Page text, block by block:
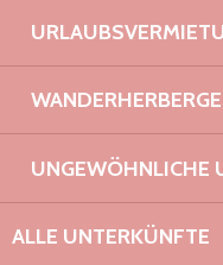
UNGEWÖHNLICHE
ALLE UNTERKÜNFTE
ZUM
27.
€